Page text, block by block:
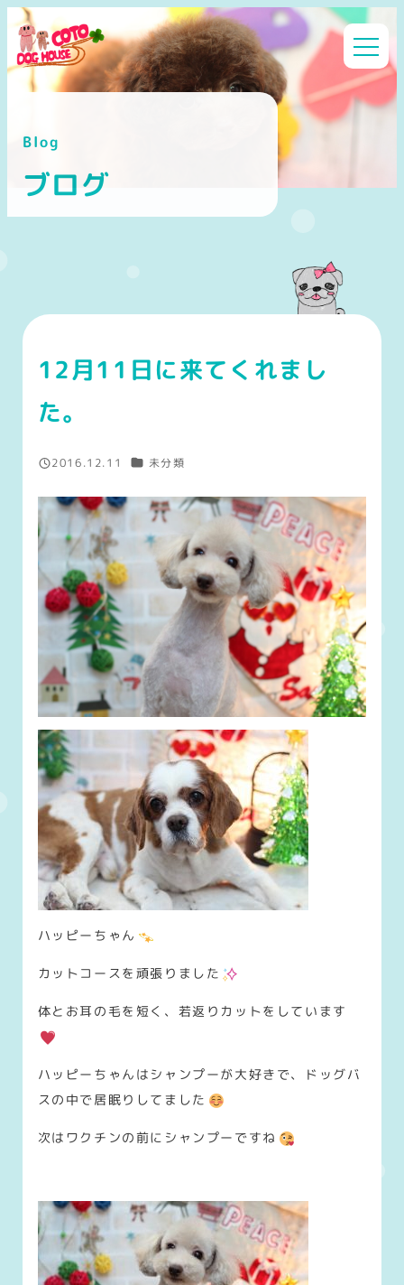
メ
イ
ン
へ
Blog
ブログ
12月11日に来てくれまし
た。
投稿日
2016.12.11 カテゴリー
未分類
ハッピーちゃん
カットコースを頑張りました
体とお耳の毛を短く、若返りカットをしています
ハッピーちゃんはシャンプーが大好きで、ドッグバ
スの中で居眠りしてました
次はワクチンの前にシャンプーですね